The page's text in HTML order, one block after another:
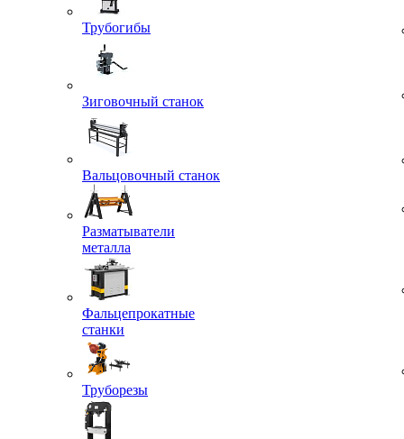
Трубогибы
Зиговочный станок
Вальцовочный станок
Разматыватели
металла
Фальцепрокатные
станки
Труборезы